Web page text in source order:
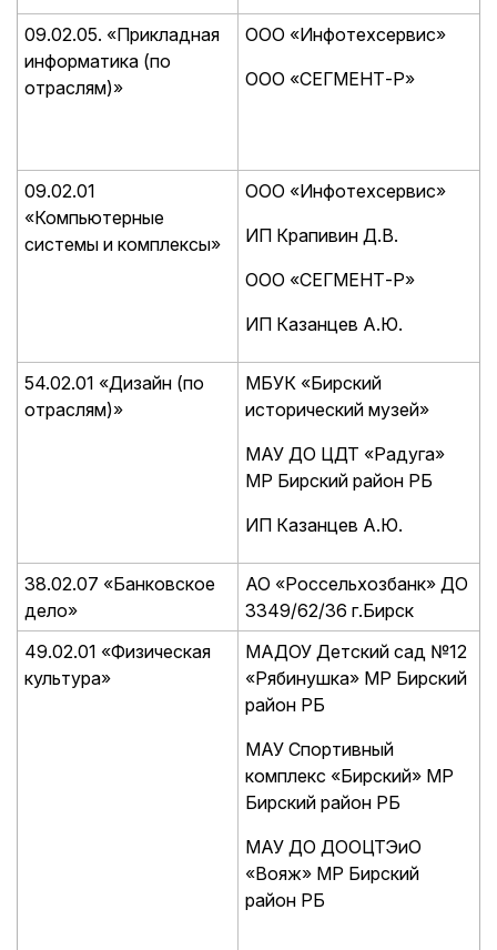
09.02.05. «Прикладная
информатика (по
отраслям)»
ООО «Инфотехсервис»
ООО «СЕГМЕНТ-Р»
09.02.01
«Компьютерные
системы и комплексы»
ООО «Инфотехсервис»
ИП Крапивин Д.В.
ООО «СЕГМЕНТ-Р»
ИП Казанцев А.Ю.
54.02.01 «Дизайн (по
отраслям)»
МБУК «Бирский
исторический музей»
МАУ ДО ЦДТ «Радуга»
МР Бирский район РБ
ИП Казанцев А.Ю.
38.02.07 «Банковское
дело»
АО «Россельхозбанк» ДО
3349/62/36 г.Бирск
49.02.01 «Физическая
культура»
МАДОУ Детский сад №12
«Рябинушка» МР Бирский
район РБ
МАУ Спортивный
комплекс «Бирский» МР
Бирский район РБ
МАУ ДО ДООЦТЭиО
«Вояж» МР Бирский
район РБ